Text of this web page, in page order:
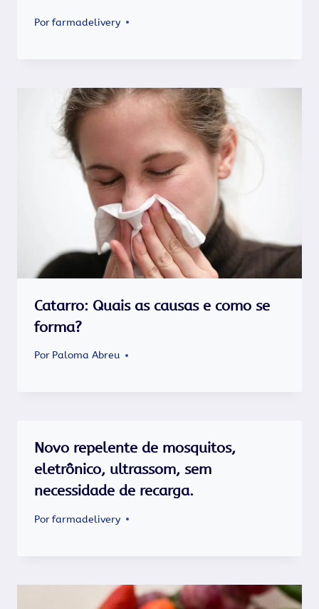
Porfarmadelivery
Catarro: Quais as causas e como se
forma?
Por Paloma Abreu
Novo repelente de mosquitos,
eletrônico, ultrassom, sem
necessidade de recarga.
Porfarmadelivery